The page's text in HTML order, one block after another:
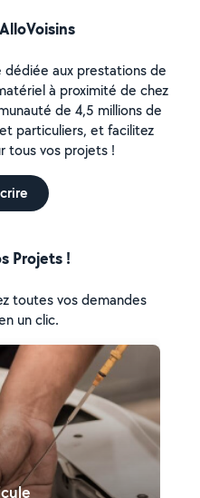
dédiée aux prestations de
à proximité de chez
de 4,5 millions de
particuliers, et facilitez
tous vos projets !
Projets !
toutes vos demandes
un clic.